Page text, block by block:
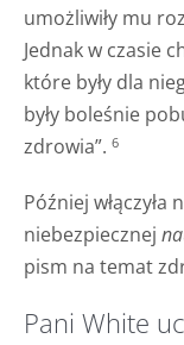
umożliwiły mu
Jednak w czasie
które były dla
były boleśnie
zdrowia”. 6
Później
niebezpiecznej
pism na temat
Pani White